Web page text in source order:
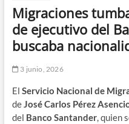
Migraciones
de ejecutivo del
buscaba
3 junio, 2026
El Servicio Nacional de
deJosé Carlos Pérez
del Banco Santander, quien